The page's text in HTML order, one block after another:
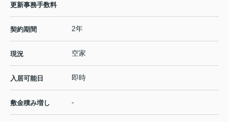
更新事務手数料
契約期間 2年
現況 空家
入居可能日 即時
敷金積み増し -